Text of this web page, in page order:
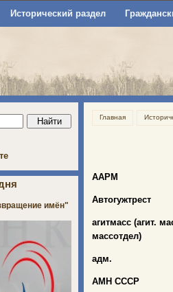
Исторический раздел
Главная
ААРМ
Автогужтрест
агитмасс (агит.
массотдел)
адм.
АМН СССР
имён"